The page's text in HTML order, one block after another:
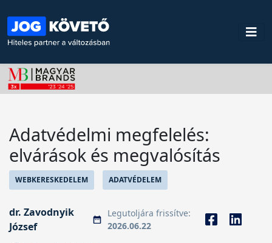
Adatvédelmi megfelelés:
elvárások és megvalósítás
WEBKERESKEDELEM ADATVÉDELEM
dr. Zavodnyik
József
Legutoljára frissítve:
2026.06.22